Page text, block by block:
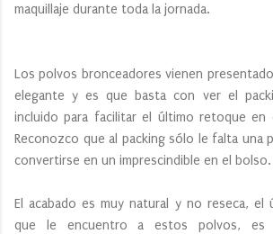
maquillaje durante toda la jornada.
Los polvos bronceadores vienen
elegante y es que basta con ver el
incluido para facilitar el último retoque en
Reconozco que al packing sólo le falta una
convertirse en un imprescindible en el bolso.
El acabado es muy natural y no reseca, el
que le encuentro a estos polvos, es